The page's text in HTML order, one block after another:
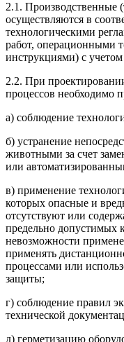
2.1. Производственные
осуществляются в
технологическими
работ, операционными
инструкциями) с
2.2. При
процессов необходимо
а) соблюдение
б) устранение
животными за счет
или
в) применение
которых опасные и
отсутствуют или
предельно допустимых
невозможности
применять
процессами или
защиты;
г) соблюдение правил
технической
д) герметизацию